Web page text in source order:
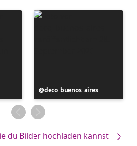
Beitrag
veröffentlicht
von
deco_buenos_aires
du Bilder hochladen kannst